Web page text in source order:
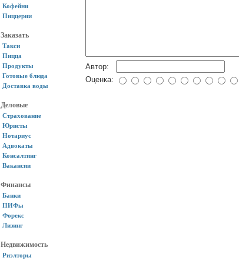
Кофейни
Пиццерии
Заказать
Такси
Пицца
Продукты
Готовые блюда
Доставка воды
Деловые
Страхование
Юристы
Нотариус
Адвокаты
Консалтинг
Вакансии
Финансы
Банки
ПИФы
Форекс
Лизинг
Недвижимость
Риэлторы
Автор:
Оценка: